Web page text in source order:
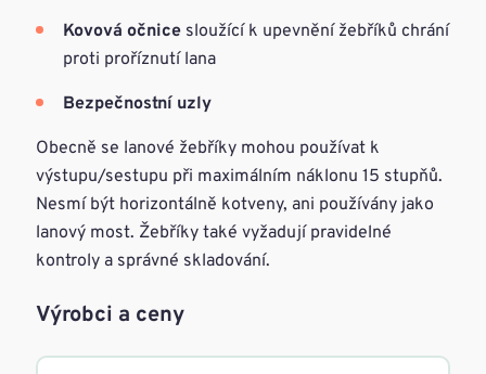
Kovová očnice sloužící k upevnění žebříků chrání
proti proříznutí lana
Bezpečnostní uzly
Obecně se lanové žebříky mohou používat k
výstupu/sestupu při maximálním náklonu 15 stupňů.
Nesmí být horizontálně kotveny, ani používány jako
lanový most. Žebříky také vyžadují pravidelné
kontroly a správné skladování.
Výrobci a ceny